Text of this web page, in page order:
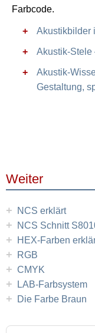
Farbcode.
Akustikbilder
Akustik-Stele
Akustik-
Gestaltung,
Weiter
+ NCS erklärt
+ NCS Schnitt
+ HEX-Farben
+ RGB
+ CMYK
+ LAB-Farbsystem
+ Die Farbe Braun